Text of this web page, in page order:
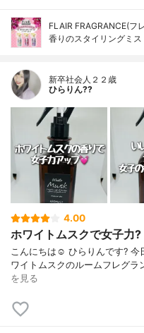
FLAIR FRAGRANCE(フ
香りのスタイリングミス
新卒社会人２２歳
ひらりん??
4.00
ホワイトムスクで女子力?
こんにちは☺️ ひらりんです? 今
ワイトムスクのルームフレグ
を見る